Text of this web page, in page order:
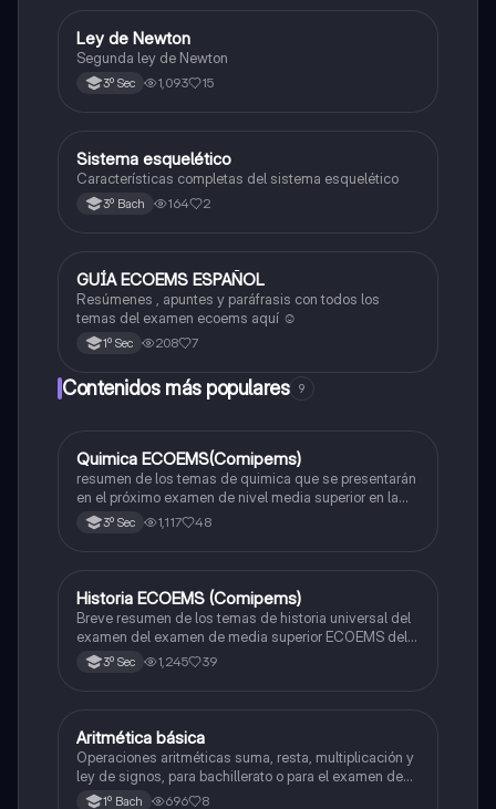
Física
Ley de Newton
Segunda ley de Newton
3º Sec 1,093 15
Biología
Sistema esquelético
Características completas del sistema esquelético
3º Bach 164 2
Otros
GUÍA ECOEMS ESPAÑOL
Resúmenes , apuntes y paráfrasis con todos los
temas del examen ecoems aquí ☺️
1º Sec 208 7
Contenidos más populares 9
Química
Quimica ECOEMS(Comipems)
resumen de los temas de quimica que se presentarán
en el próximo examen de nivel media superior en la
zona metropolitana de el valle de México
3º Sec 1,117 48
Historia
Historia ECOEMS (Comipems)
Breve resumen de los temas de historia universal del
examen del examen de media superior ECOEMS del
valle de México
3º Sec 1,245 39
Matemáticas
Aritmética básica
Operaciones aritméticas suma, resta, multiplicación y
ley de signos, para bachillerato o para el examen de
admisión a la universidad
1º Bach 696 8